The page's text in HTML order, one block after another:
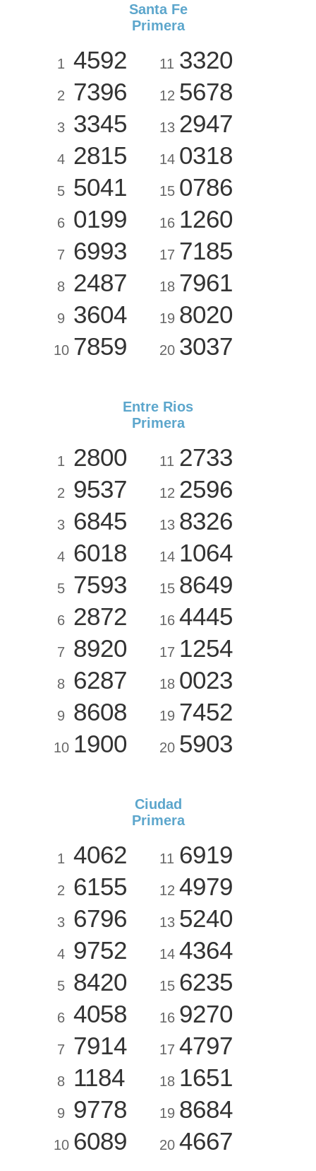
Santa Fe
Primera
1 4592
2 7396
3 3345
4 2815
5 5041
6 0199
7 6993
8 2487
9 3604
10 7859
11 3320
12 5678
13 2947
14 0318
15 0786
16 1260
17 7185
18 7961
19 8020
20 3037
Entre Rios
Primera
1 2800
2 9537
3 6845
4 6018
5 7593
6 2872
7 8920
8 6287
9 8608
10 1900
11 2733
12 2596
13 8326
14 1064
15 8649
16 4445
17 1254
18 0023
19 7452
20 5903
Ciudad
Primera
1 4062
2 6155
3 6796
4 9752
5 8420
6 4058
7 7914
8 1184
9 9778
10 6089
11 6919
12 4979
13 5240
14 4364
15 6235
16 9270
17 4797
18 1651
19 8684
20 4667